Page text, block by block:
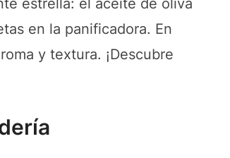
estrella: el aceite de oliva
en la panificadora. En
y textura. ¡Descubre